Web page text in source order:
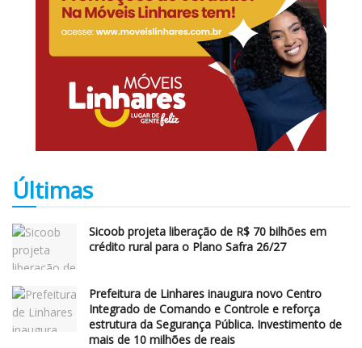
Últimas
Sicoob projeta liberação de R$ 70 bilhões em
crédito rural para o Plano Safra 26/27
Prefeitura de Linhares inaugura novo Centro
Integrado de Comando e Controle e reforça
estrutura da Segurança Pública. Investimento de
mais de 10 milhões de reais